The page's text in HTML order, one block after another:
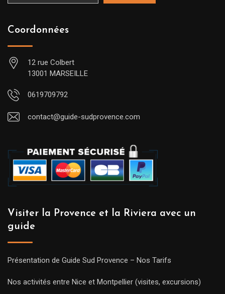
Coordonnées
12 rue Colbert
13001 MARSEILLE
0619709792
contact@guide-sudprovence.com
Visiter la Provence et la Riviera avec un
guide
Présentation de Guide Sud Provence – Nos Tarifs
Nos activités entre Nice et Montpellier (visites, excursions)